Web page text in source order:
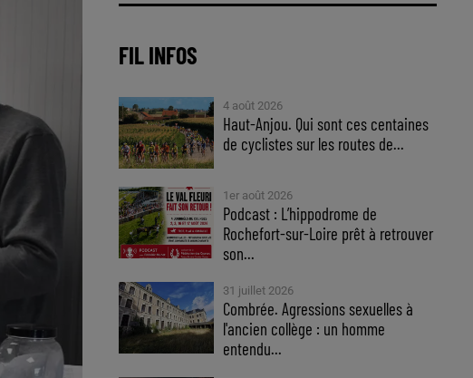
FIL INFOS
4 août 2026
Haut-Anjou. Qui sont ces centaines
de cyclistes sur les routes de...
1er août 2026
Podcast : L’hippodrome de
Rochefort-sur-Loire prêt à retrouver
son...
31 juillet 2026
Combrée. Agressions sexuelles à
l'ancien collège : un homme
entendu...